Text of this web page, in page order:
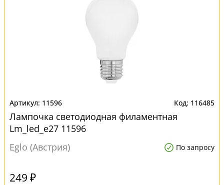
11596 116485
Лампочка светодиодная филаментная
Lm_led_e27 11596
Eglo (Австрия)
По запросу
249 ₽